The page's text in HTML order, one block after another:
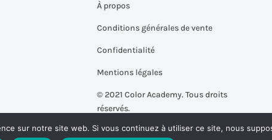
À propos
Conditions générales de vente
Confidentialité
Mentions légales
© 2021 Color Academy. Tous droits
réservés.
sur notre site web. Si vous continuez à utiliser ce site, nous